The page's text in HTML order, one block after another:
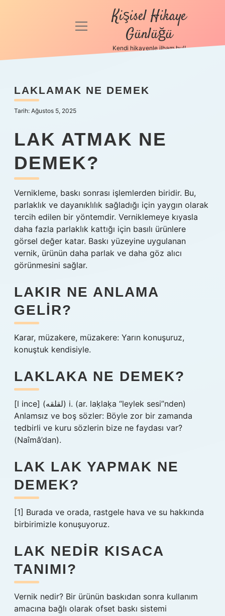
Anasayfa
Politikası
Yasal Uyarı
Hakkımızda
menüyü
Kişisel Hikaye
Günlüğü
Kendi hikayenle ilham bul!
LAKLAMAK NE DEMEK
Tarih: Ağustos 5, 2025
LAK ATMAK NE
DEMEK?
Vernikleme, baskı sonrası işlemlerden biridir. Bu,
parlaklık ve dayanıklılık sağladığı için yaygın olarak
tercih edilen bir yöntemdir. Verniklemeye kıyasla
daha fazla parlaklık kattığı için basılı ürünlere
görsel değer katar. Baskı yüzeyine uygulanan
vernik, ürünün daha parlak ve daha göz alıcı
görünmesini sağlar.
LAKIR NE ANLAMA
GELIR?
Karar, müzakere, müzakere: Yarın konuşuruz,
konuştuk kendisiyle.
LAKLAKA NE DEMEK?
[l ince] (ﻟﻘﻠﻘﻪ) i. (ar. laḳlaḳa “leylek sesi”nden)
Anlamsız ve boş sözler: Böyle zor bir zamanda
tedbirli ve kuru sözlerin bize ne faydası var?
(Naîmâ’dan).
LAK LAK YAPMAK NE
DEMEK?
[1] Burada ve orada, rastgele hava ve su hakkında
birbirimizle konuşuyoruz.
LAK NEDIR KISACA
TANIMI?
Vernik nedir? Bir ürünün baskıdan sonra kullanım
amacına bağlı olarak ofset baskı sistemi